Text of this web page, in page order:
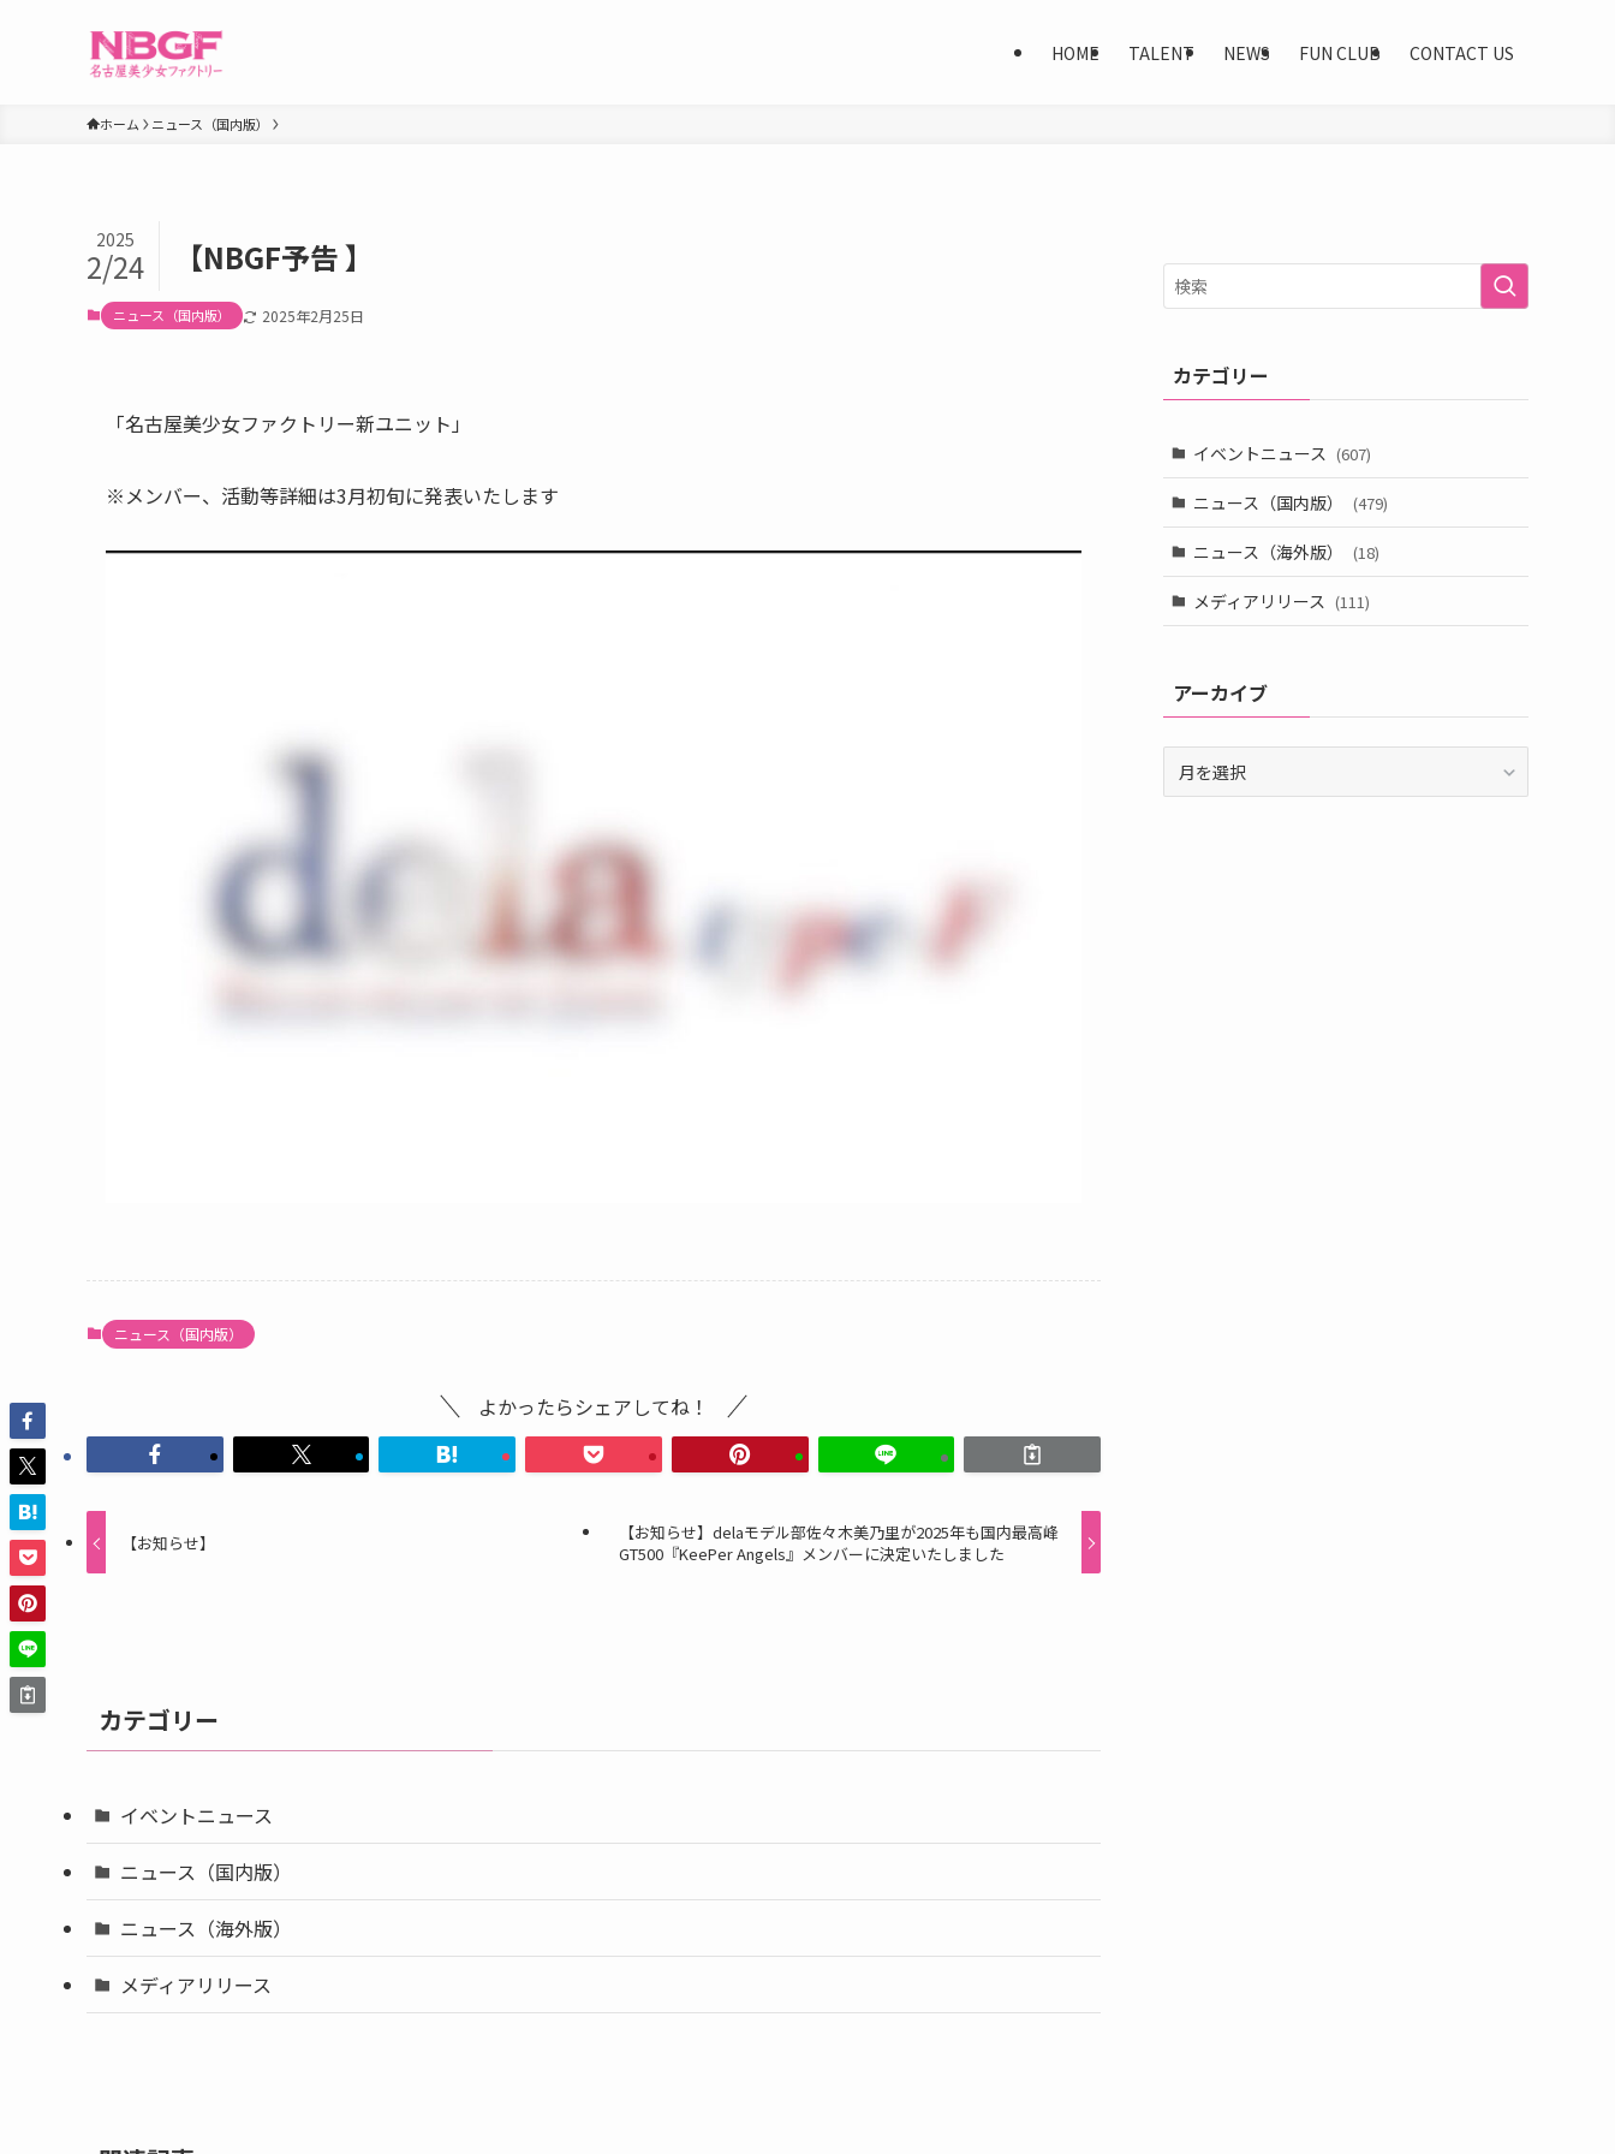
HOME TALENT NEWS FUN CLUB CONTACT US
ホーム ニュース（国内版）
【NBGF予告 】
2025
2/24
ニュース（国内版） 2025年2月25日
「名古屋美少女ファクトリー新ユニット」
※メンバー、活動等詳細は3月初旬に発表いたします
ニュース（国内版）
よかったらシェアしてね！
【お知らせ】
【お知らせ】delaモデル部佐々木美乃里が2025年も国内最高峰
GT500『KeePer Angels』メンバーに決定いたしました
カテゴリー
イベントニュース
ニュース（国内版）
ニュース（海外版）
メディアリリース
カテゴリー
イベントニュース (607)
ニュース（国内版） (479)
ニュース（海外版） (18)
メディアリリース (111)
アーカイブ